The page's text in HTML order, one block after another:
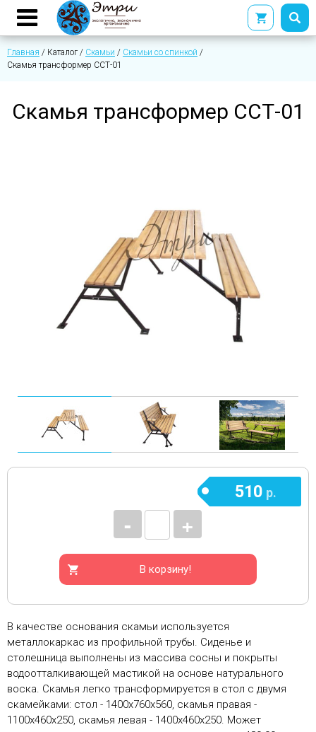
Главная / Каталог / Скамьи / Скамьи со спинкой /
Скамья трансформер ССТ-01
Скамья трансформер ССТ-01
+
-
510 р.
В корзину!
В качестве основания скамьи используется
металлокаркас из профильной трубы. Сиденье и
столешница выполнены из массива сосны и покрыты
водоотталкивающей мастикой на основе натурального
воска. Скамья легко трансформируется в стол с двумя
скамейками: стол - 1400х760х560, скамья правая -
1100х460х250, скамья левая - 1400х460х250. Может